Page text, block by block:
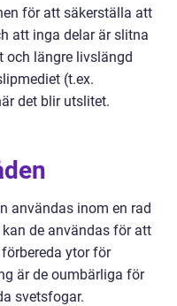
för att säkerställa att
att inga delar är slitna
och längre livslängd
(t.ex.
det blir utslitet.
användas inom en rad
de användas för att
ytor för
är de oumbärliga för
svetsfogar.